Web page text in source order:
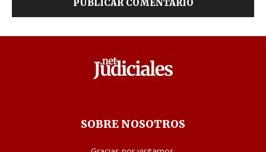
SOBRE NOSOTROS